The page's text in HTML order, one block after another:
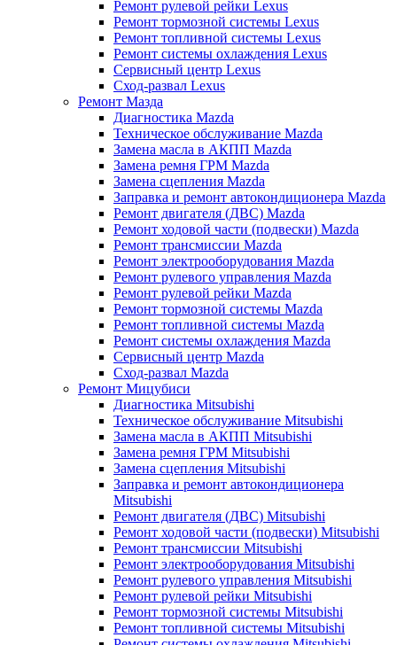
Ремонт рулевой рейки Lexus
Ремонт тормозной системы Lexus
Ремонт топливной системы Lexus
Ремонт системы охлаждения Lexus
Сервисный центр Lexus
Сход-развал Lexus
Ремонт Мазда
Диагностика Mazda
Техническое обслуживание Mazda
Замена масла в АКПП Mazda
Замена ремня ГРМ Mazda
Замена сцепления Mazda
Заправка и ремонт автокондиционера Mazda
Ремонт двигателя (ДВС) Mazda
Ремонт ходовой части (подвески) Mazda
Ремонт трансмиссии Mazda
Ремонт электрооборудования Mazda
Ремонт рулевого управления Mazda
Ремонт рулевой рейки Mazda
Ремонт тормозной системы Mazda
Ремонт топливной системы Mazda
Ремонт системы охлаждения Mazda
Сервисный центр Mazda
Сход-развал Mazda
Ремонт Мицубиси
Диагностика Mitsubishi
Техническое обслуживание Mitsubishi
Замена масла в АКПП Mitsubishi
Замена ремня ГРМ Mitsubishi
Замена сцепления Mitsubishi
Заправка и ремонт автокондиционера
Mitsubishi
Ремонт двигателя (ДВС) Mitsubishi
Ремонт ходовой части (подвески) Mitsubishi
Ремонт трансмиссии Mitsubishi
Ремонт электрооборудования Mitsubishi
Ремонт рулевого управления Mitsubishi
Ремонт рулевой рейки Mitsubishi
Ремонт тормозной системы Mitsubishi
Ремонт топливной системы Mitsubishi